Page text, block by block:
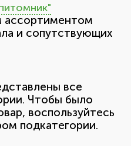
ассортиментом
и сопутствующих
все
Чтобы было
воспользуйтесь
подкатегории.